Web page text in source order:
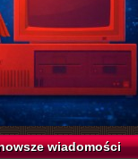
wiadomości